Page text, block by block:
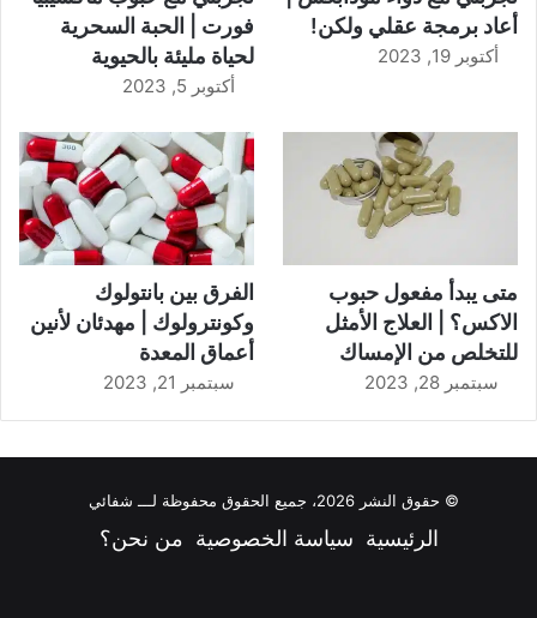
أعاد برمجة عقلي ولكن!
أكتوبر 19, 2023
فورت | الحبة السحرية
لحياة مليئة بالحيوية
أكتوبر 5, 2023
متى يبدأ مفعول حبوب
الاكس؟ | العلاج الأمثل
للتخلص من الإمساك
سبتمبر 28, 2023
الفرق بين بانتولوك
وكونترولوك | مهدئان لأنين
أعماق المعدة
سبتمبر 21, 2023
© حقوق النشر 2026، جميع الحقوق محفوظة لـــ شفائي
الرئيسية سياسة الخصوصية من نحن؟